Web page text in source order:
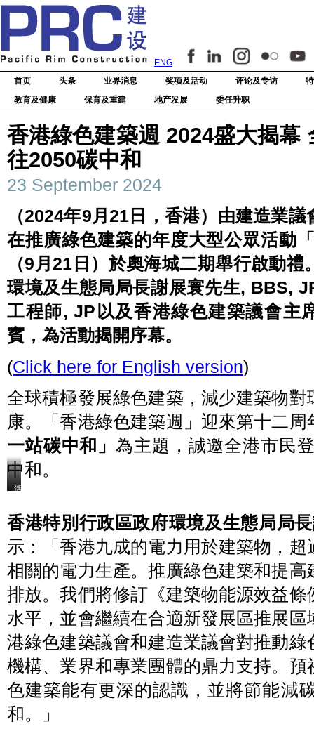
ENG
首页
头条 业界消息 奖项及活动 评论及专访
教育及健康
保育及重建 地产发展 委任升职
香港綠色建築週 2024盛大揭幕
往2050碳中和
23 September 2024
（2024年9月21日，香港）由建造業
在推廣綠色建築的年度大型公眾活動
（9月21日）於奧海城二期舉行啟動
環境及生態局局長謝展寰先生, BBS,
工程師, JP以及香港綠色建築議會主
賓，為活動揭開序幕。
(Click here for English version)
全球積極發展綠色建築，減少建築物
康。「香港綠色建築週」迎來第十二周
一站碳中和」為主題，誠邀全港市民
中和。
香
色
建
築
週
踏
入
十
二
周
今
日
假
奧
海
城
二
期
舉
行
啟
活
得
香
港
特
別
行
政
區
政
環
境
及
生
態
局
局
長
謝
展
寰
香港特別行政區政府環境及生態局局
示：「香港九成的電力用於建築物，
相關的電力生產。推廣綠色建築和提
排放。我們將修訂《建築物能源效益
水平，並會繼續在合適新發展區推展
港綠色建築議會和建造業議會對推動
機構、業界和專業團體的鼎力支持。
色建築能有更深的認識，並將節能減
和。」